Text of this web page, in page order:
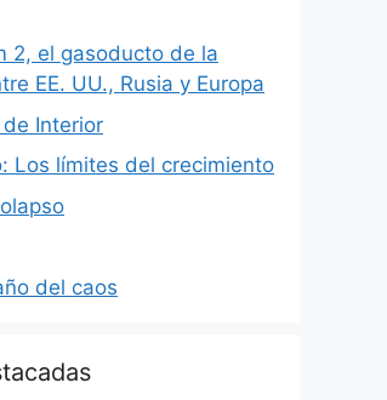
2, el gasoducto de la
EE. UU., Rusia y Europa
Interior
Los límites del crecimiento
del caos